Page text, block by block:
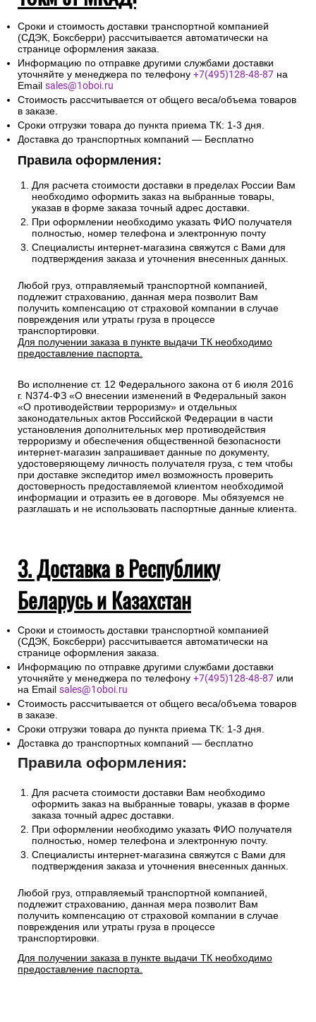
Сроки и стоимость доставки транспортной компанией
(СДЭК, Боксберри) рассчитывается автоматически на
странице оформления заказа.
Информацию по отправке другими службами доставки
уточняйте у менеджера по телефону +7(495)128-48-87 на
Email sales@1oboi.ru
Стоимость рассчитывается от общего веса/объема товаров
в заказе.
Сроки отгрузки товара до пункта приема ТК: 1-3 дня.
Доставка до транспортных компаний — Бесплатно
Правила оформления:
Для расчета стоимости доставки в пределах России Вам
необходимо оформить заказ на выбранные товары,
указав в форме заказа точный адрес доставки.
При оформлении необходимо указать ФИО получателя
полностью, номер телефона и электронную почту
Специалисты интернет-магазина свяжутся с Вами для
подтверждения заказа и уточнения внесенных данных.
Любой груз, отправляемый транспортной компанией,
подлежит страхованию, данная мера позволит Вам
получить компенсацию от страховой компании в случае
повреждения или утраты груза в процессе
транспортировки.
Для получении заказа в пункте выдачи ТК необходимо
предоставление паспорта.
Во исполнение ст. 12 Федерального закона от 6 июля 2016
г. N374-ФЗ «О внесении изменений в Федеральный закон
«О противодействии терроризму» и отдельных
законодательных актов Российской Федерации в части
установления дополнительных мер противодействия
терроризму и обеспечения общественной безопасности
интернет-магазин запрашивает данные по документу,
удостоверяющему личность получателя груза, с тем чтобы
при доставке экспедитор имел возможность проверить
достоверность предоставляемой клиентом необходимой
информации и отразить ее в договоре. Мы обязуемся не
разглашать и не использовать паспортные данные клиента.
3. Доставка в Республику
Беларусь и Казахстан
Сроки и стоимость доставки транспортной компанией
(СДЭК, Боксберри) рассчитывается автоматически на
странице оформления заказа.
Информацию по отправке другими службами доставки
уточняйте у менеджера по телефону +7(495)128-48-87 или
на Email sales@1oboi.ru
Стоимость рассчитывается от общего веса/объема товаров
в заказе.
Сроки отгрузки товара до пункта приема ТК: 1-3 дня.
Доставка до транспортных компаний — бесплатно
Правила оформления:
Для расчета стоимости доставки Вам необходимо
оформить заказ на выбранные товары, указав в форме
заказа точный адрес доставки.
При оформлении необходимо указать ФИО получателя
полностью, номер телефона и электронную почту.
Специалисты интернет-магазина свяжутся с Вами для
подтверждения заказа и уточнения внесенных данных.
Любой груз, отправляемый транспортной компанией,
подлежит страхованию, данная мера позволит Вам
получить компенсацию от страховой компании в случае
повреждения или утраты груза в процессе
транспортировки.
Для получении заказа в пункте выдачи ТК необходимо
предоставление паспорта.